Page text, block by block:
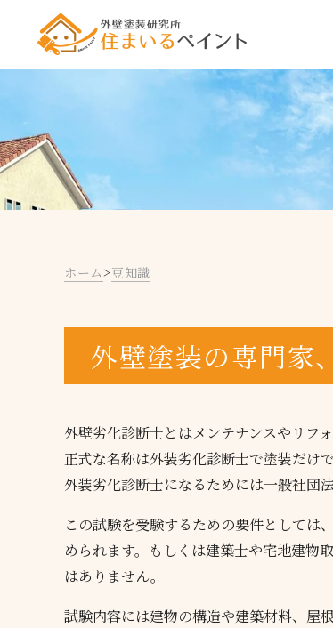
ホーム >豆知識
外壁塗装の専門家
外壁劣化診断士とはメンテナンスやリフ
正式な名称は外装劣化診断士で塗装だけ
外装劣化診断士になるためには一般社団
この試験を受験するための要件としては
められます。もしくは建築士や宅地建物
はありません。
試験内容には建物の構造や建築材料、屋